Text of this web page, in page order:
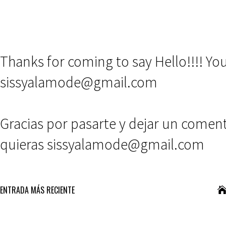
Thanks for coming to say Hello!!!!
sissyalamode@gmail.com
Gracias por pasarte y dejar un
quieras sissyalamode@gmail.com
ENTRADA MÁS RECIENTE